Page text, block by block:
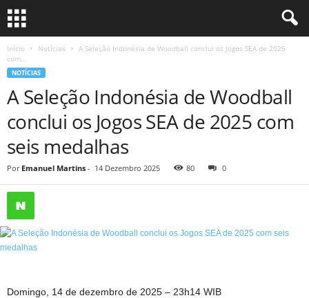
Início Notícias
A Seleção Indonésia de Woodball conclui os Jogos SEA de 2025
com...
NOTÍCIAS
A Seleção Indonésia de Woodball
conclui os Jogos SEA de 2025 com
seis medalhas
Por Emanuel Martins - 14 Dezembro 2025 80 0
Domingo, 14 de dezembro de 2025 – 23h14 WIB